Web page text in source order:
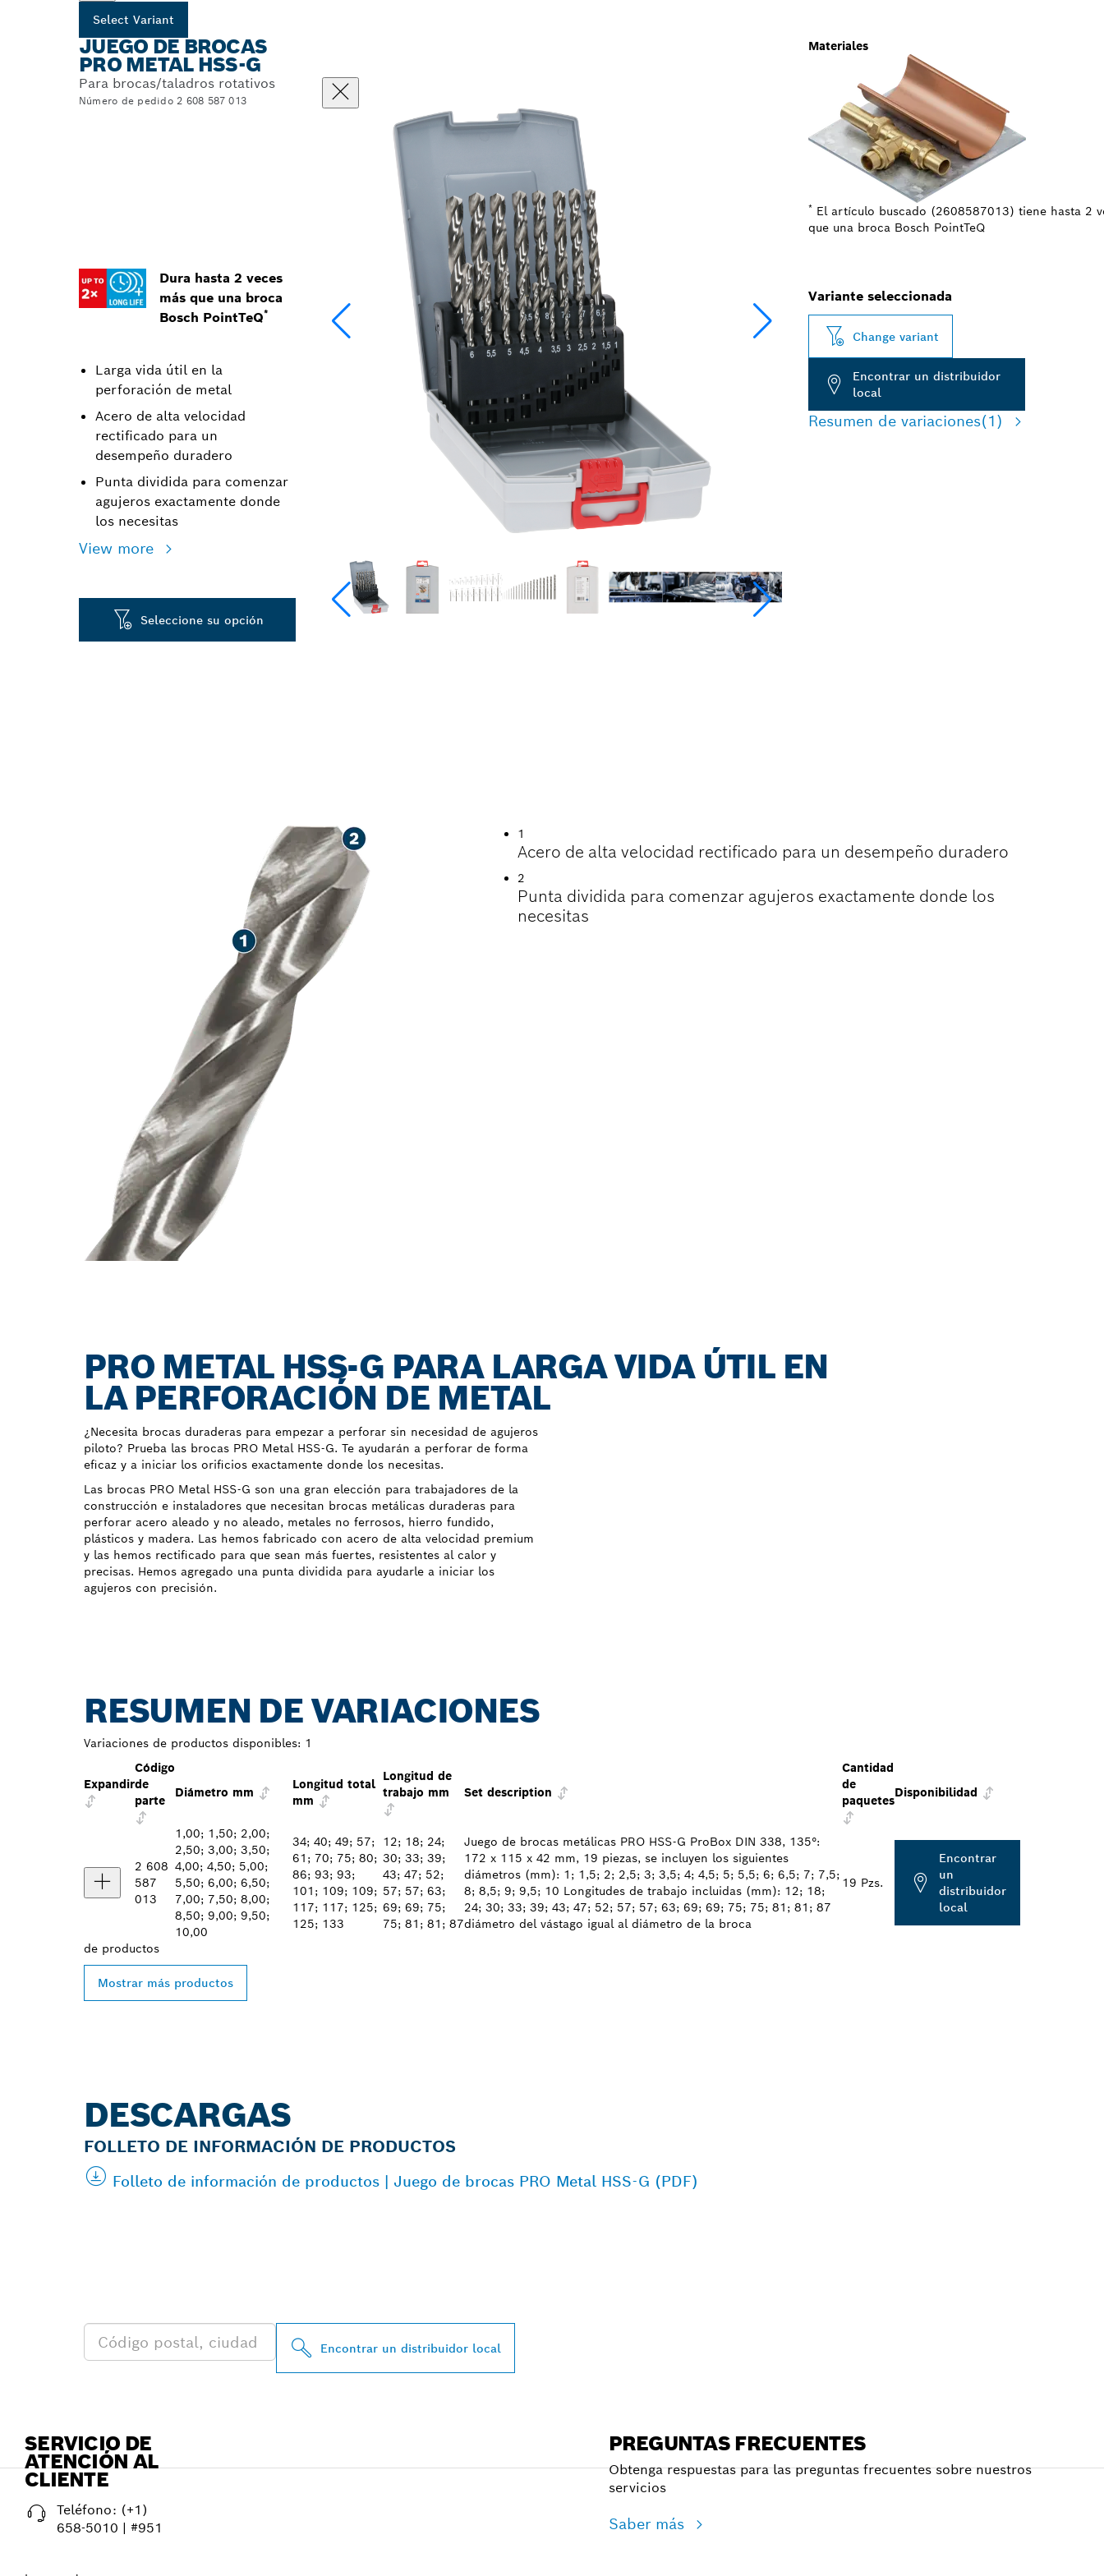
Select Variant
JUEGO DE BROCAS
PRO METAL HSS-G
Para brocas/taladros rotativos
Número de pedido 2 608 587 013
Dura hasta 2 veces
más que una broca
Bosch PointTeQ*
Larga vida útil en la
perforación de metal
Acero de alta velocidad
rectificado para un
desempeño duradero
Punta dividida para comenzar
agujeros exactamente donde
los necesitas
View more
Materiales
*El artículo buscado (2608587013) tiene hasta 2
que una broca Bosch PointTeQ
Seleccione su opción
Variante seleccionada
Change variant
Encontrar un distribuidor
local
Resumen de variaciones(1)
1
Acero de alta velocidad rectificado para un desempeño duradero
2
Punta dividida para comenzar agujeros exactamente donde los
necesitas
PRO METAL HSS-G PARA LARGA VIDA ÚTIL EN
LA PERFORACIÓN DE METAL
¿Necesita brocas duraderas para empezar a perforar sin necesidad de agujeros
piloto? Prueba las brocas PRO Metal HSS-G. Te ayudarán a perforar de forma
eficaz y a iniciar los orificios exactamente donde los necesitas.
Las brocas PRO Metal HSS-G son una gran elección para trabajadores de la
construcción e instaladores que necesitan brocas metálicas duraderas para
perforar acero aleado y no aleado, metales no ferrosos, hierro fundido,
plásticos y madera. Las hemos fabricado con acero de alta velocidad premium
y las hemos rectificado para que sean más fuertes, resistentes al calor y
precisas. Hemos agregado una punta dividida para ayudarle a iniciar los
agujeros con precisión.
RESUMEN DE VARIACIONES
Variaciones de productos disponibles: 1
Expandir
Código
de
parte
Diámetro mm
Longitud total
mm
Longitud de
trabajo mm
Set description
Cantidad
de
paquetes
Disponibilidad
2 608
587
013
1,00; 1,50; 2,00;
2,50; 3,00; 3,50;
4,00; 4,50; 5,00;
5,50; 6,00; 6,50;
7,00; 7,50; 8,00;
8,50; 9,00; 9,50;
10,00
34; 40; 49; 57;
61; 70; 75; 80;
86; 93; 93;
101; 109; 109;
117; 117; 125;
125; 133
12; 18; 24;
30; 33; 39;
43; 47; 52;
57; 57; 63;
69; 69; 75;
75; 81; 81; 87
Juego de brocas metálicas PRO HSS-G ProBox DIN 338, 135°:
172 x 115 x 42 mm, 19 piezas, se incluyen los siguientes
diámetros (mm): 1; 1,5; 2; 2,5; 3; 3,5; 4; 4,5; 5; 5,5; 6; 6,5; 7; 7,5;
8; 8,5; 9; 9,5; 10 Longitudes de trabajo incluidas (mm): 12; 18;
24; 30; 33; 39; 43; 47; 52; 57; 57; 63; 69; 69; 75; 75; 81; 81; 87
diámetro del vástago igual al diámetro de la broca
19 Pzs.
Encontrar
un
distribuidor
local
de productos
Mostrar más productos
DESCARGAS
FOLLETO DE INFORMACIÓN DE PRODUCTOS
Folleto de información de productos | Juego de brocas PRO Metal HSS-G (PDF)
Encontrar un distribuidor local
SERVICIO DE
ATENCIÓN AL
CLIENTE
Teléfono: (+1)
658-5010 | #951
PREGUNTAS FRECUENTES
Obtenga respuestas para las preguntas frecuentes sobre nuestros
servicios
Saber más